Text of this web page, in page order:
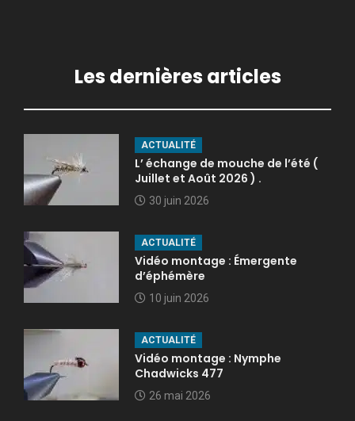
Les dernières articles
ACTUALITÉ
L’ échange de mouche de l’été (
Juillet et Août 2026 ) .
30 juin 2026
ACTUALITÉ
Vidéo montage : Émergente
d’éphémère
10 juin 2026
ACTUALITÉ
Vidéo montage : Nymphe
Chadwicks 477
26 mai 2026